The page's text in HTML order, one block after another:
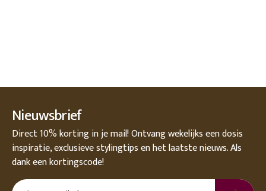
Nieuwsbrief
Direct 10% korting in je mail! Ontvang wekelijks een dosis
inspiratie, exclusieve stylingtips en het laatste nieuws. Als
dank een kortingscode!